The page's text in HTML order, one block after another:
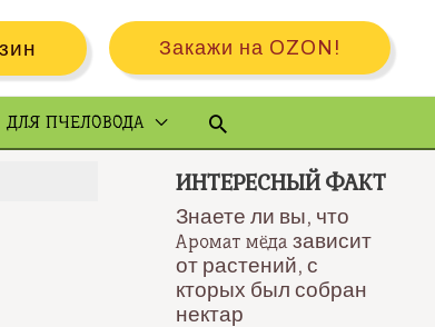
Закажи на OZON!
ДЛЯ ПЧЕЛОВОДА Поиск
ИНТЕРЕСНЫЙ ФАКТ
Знаете ли вы, что
Аромат мёда зависит
от растений, с
кторых был собран
нектар